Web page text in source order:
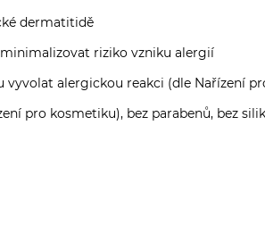
dermatitidě
riziko vzniku alergií
alergickou reakci (dle Nařízení
pro kosmetiku), bez parabenů, bez